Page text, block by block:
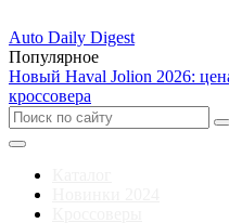
Auto Daily Digest
Популярное
Новый Haval Jolion 2026:
кроссовера